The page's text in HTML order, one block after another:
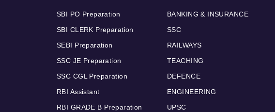
SBI PO Preparation
SBI CLERK Preparation
SEBI Preparation
SSC JE Preparation
SSC CGL Preparation
RBI Assistant
RBI GRADE B Preparation
BANKING & INSURANCE
SSC
RAILWAYS
TEACHING
DEFENCE
ENGINEERING
UPSC